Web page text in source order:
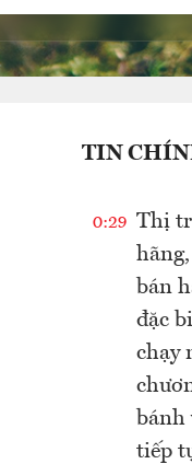
TIN
0:29 Thị
bán
đặc
chạy
bánh
tiếp